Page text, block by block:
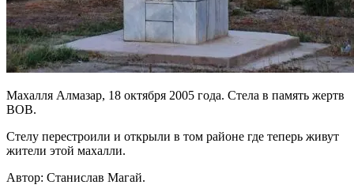
Махалля Алмазар, 18 октября 2005 года. Стела в память жертв
ВОВ.
Стелу перестроили и открыли в том районе где теперь живут
жители этой махалли.
Автор: Станислав Магай.